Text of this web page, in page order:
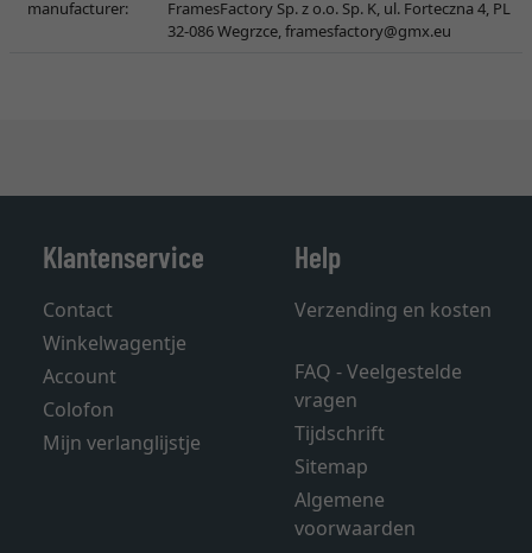
manufacturer:
FramesFactory Sp. z o.o. Sp. K, ul. Forteczna 4, PL
32-086 Wegrzce,framesfactory@gmx.eu
Klantenservice
Contact
Winkelwagentje
Account
Colofon
Mijn verlanglijstje
Help
Verzending en kosten
FAQ - Veelgestelde
vragen
Tijdschrift
Sitemap
Algemene
voorwaarden